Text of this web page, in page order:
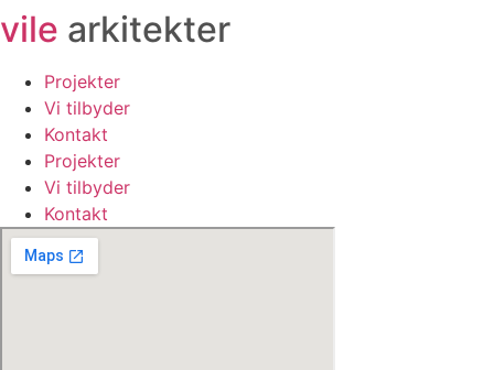
Videre
til
indhold
vile arkitekter
Projekter
Vi tilbyder
Kontakt
Projekter
Vi tilbyder
Kontakt